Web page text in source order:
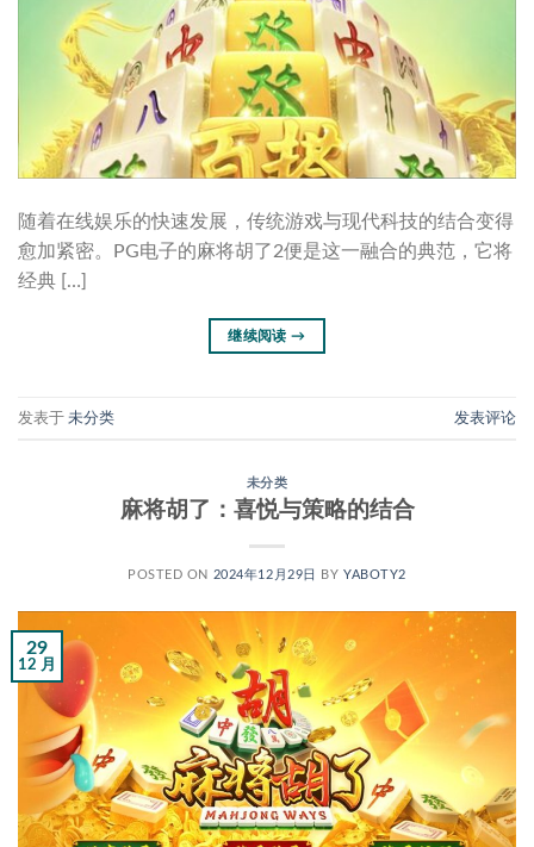
随着在线娱乐的快速发展，传统游戏与现代科技的结合变得
愈加紧密。PG电子的麻将胡了2便是这一融合的典范，它将
经典 […]
继续阅读→
发表于 未分类 发表评论
未分类
麻将胡了：喜悦与策略的结合
POSTED ON 2024年12月29日 BYYABOTY2
29
12 月